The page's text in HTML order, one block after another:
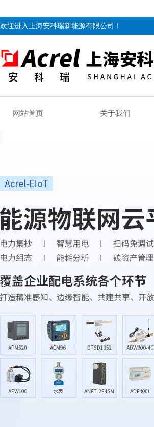
欢迎进入上海安科瑞新能源有限公司！
网站首页 关于我们